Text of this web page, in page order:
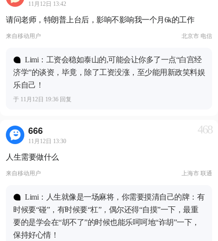
11月12日 13:42
请问老师，特朗普上台后，影响不影响我一个月6k的工作
来自移动用户 北京市 电信
Limi：工资会稳如泰山的,可能会让你多了一点“白宫经
济学”的谈资，毕竟，除了工资没涨，至少能用新政笑料娱
乐自己！
于 11月12日 19:36 回复
666
11月12日 13:30
468
人生需要做什么
来自移动用户 上海市 联通
Limi：人生就像是一场麻将，你需要摸清自己的牌：有
时候要“碰”，有时候要“杠”，偶尔还得“自摸”一下，最重
要的是学会在“胡不了”的时候也能乐呵呵地“诈胡”一下，
保持好心情！